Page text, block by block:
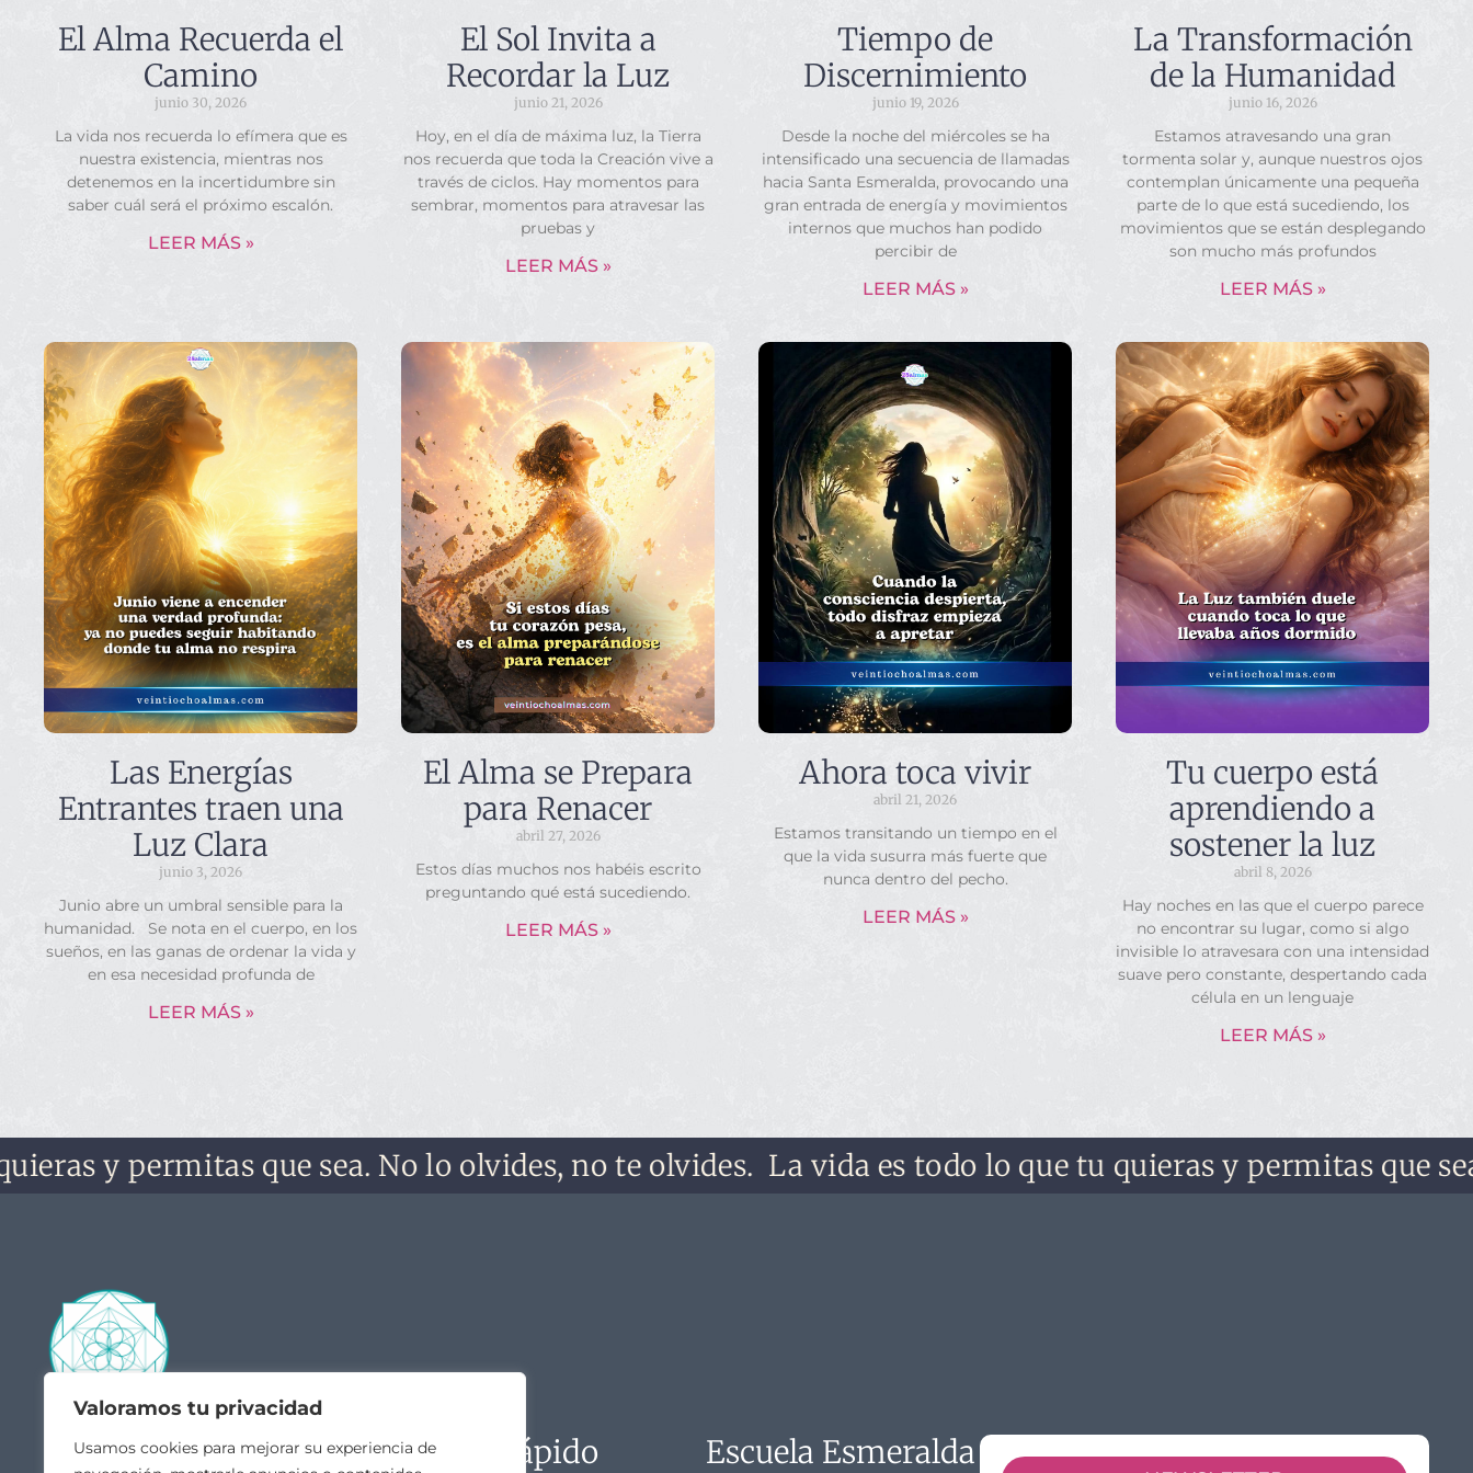
Valoramos tu privacidad
Usamos cookies para mejorar su experiencia de
El Alma Recuerda el
Camino
junio 30, 2026
La vida nos recuerda lo efímera que es
nuestra existencia, mientras nos
detenemos en la incertidumbre sin
saber cuál será el próximo escalón.
LEER MÁS »
El Sol Invita a
Recordar la Luz
junio 21, 2026
Hoy, en el día de máxima luz, la Tierra
nos recuerda que toda la Creación vive a
través de ciclos. Hay momentos para
sembrar, momentos para atravesar las
pruebas y
LEER MÁS »
Tiempo de
Discernimiento
junio 19, 2026
Desde la noche del miércoles se ha
intensificado una secuencia de llamadas
hacia Santa Esmeralda, provocando una
gran entrada de energía y movimientos
internos que muchos han podido
percibir de
LEER MÁS »
La Transformación
de la Humanidad
junio 16, 2026
Estamos atravesando una gran
tormenta solar y, aunque nuestros ojos
contemplan únicamente una pequeña
parte de lo que está sucediendo, los
movimientos que se están desplegando
son mucho más profundos
LEER MÁS »
Las Energías
Entrantes traen una
Luz Clara
junio 3, 2026
Junio abre un umbral sensible para la
humanidad. Se nota en el cuerpo, en los
sueños, en las ganas de ordenar la vida y
en esa necesidad profunda de
LEER MÁS »
El Alma se Prepara
para Renacer
abril 27, 2026
Estos días muchos nos habéis escrito
preguntando qué está sucediendo.
LEER MÁS »
Ahora toca vivir
abril 21, 2026
Estamos transitando un tiempo en el
que la vida susurra más fuerte que
nunca dentro del pecho.
LEER MÁS »
Tu cuerpo está
aprendiendo a
sostener la luz
abril 8, 2026
Hay noches en las que el cuerpo parece
no encontrar su lugar, como si algo
invisible lo atravesara con una intensidad
suave pero constante, despertando cada
célula en un lenguaje
LEER MÁS »
y permitas que sea. No lo olvides, no te olvides.La vida es todo lo que tu quieras y permitas que sea.
Contacto
Acceso rápido Escuela Esmeralda